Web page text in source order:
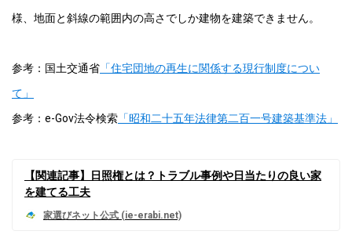
様、地面と斜線の範囲内の高さでしか建物を建築できません。
参考：国土交通省 「住宅団地の再生に関係する現行制度につい
て」
参考：e-Gov法令検索 「昭和二十五年法律第二百一号建築基準法」
【関連記事】日照権とは？トラブル事例や日当たりの良い家
を建てる工夫